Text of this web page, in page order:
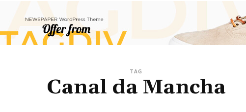
TAG
Canal da Mancha